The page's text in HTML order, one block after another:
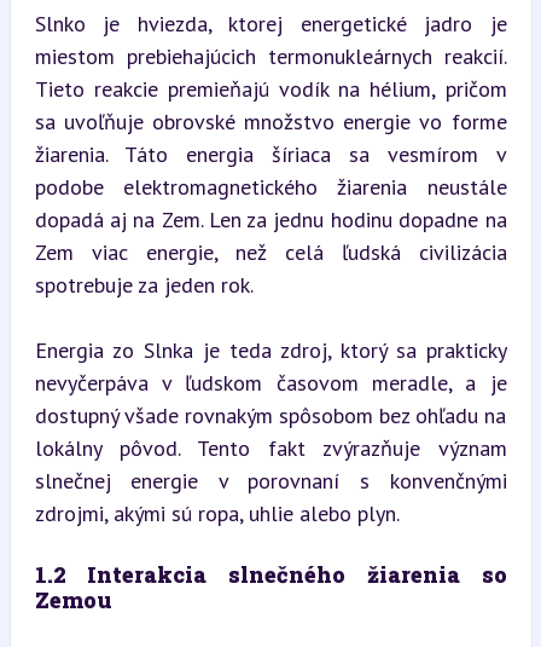
Slnko je hviezda, ktorej energetické jadro je
miestom prebiehajúcich termonukleárnych reakcií.
Tieto reakcie premieňajú vodík na hélium, pričom
sa uvoľňuje obrovské množstvo energie vo forme
žiarenia. Táto energia šíriaca sa vesmírom v
podobe elektromagnetického žiarenia neustále
dopadá aj na Zem. Len za jednu hodinu dopadne na
Zem viac energie, než celá ľudská civilizácia
spotrebuje za jeden rok.
Energia zo Slnka je teda zdroj, ktorý sa prakticky
nevyčerpáva v ľudskom časovom meradle, a je
dostupný všade rovnakým spôsobom bez ohľadu na
lokálny pôvod. Tento fakt zvýrazňuje význam
slnečnej energie v porovnaní s konvenčnými
zdrojmi, akými sú ropa, uhlie alebo plyn.
1.2 Interakcia slnečného žiarenia so
Zemou